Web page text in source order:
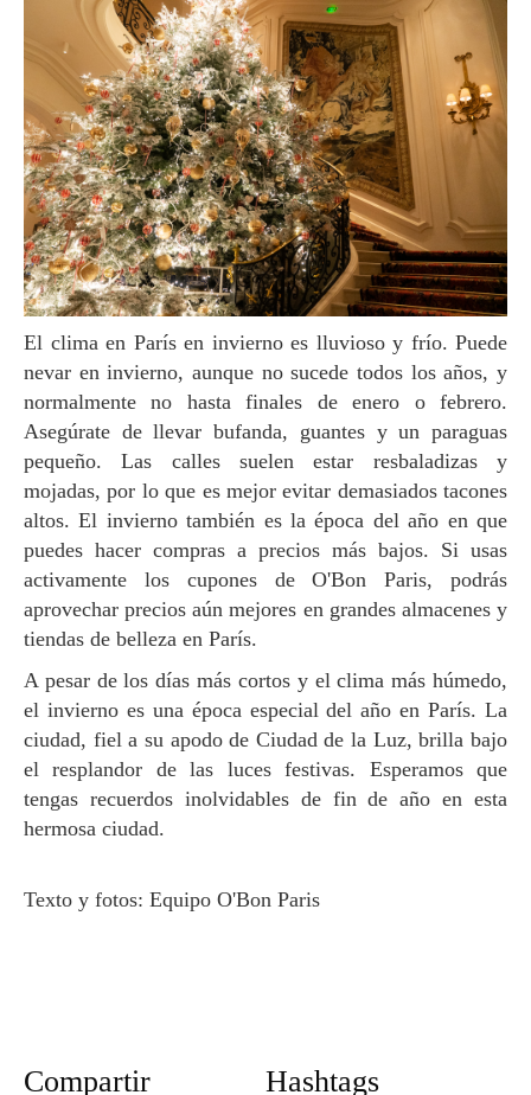
El clima en París en invierno es lluvioso y frío. Puede
nevar en invierno, aunque no sucede todos los años, y
normalmente no hasta finales de enero o febrero.
Asegúrate de llevar bufanda, guantes y un paraguas
pequeño. Las calles suelen estar resbaladizas y
mojadas, por lo que es mejor evitar demasiados tacones
altos. El invierno también es la época del año en que
puedes hacer compras a precios más bajos. Si usas
activamente los cupones de O'Bon Paris, podrás
aprovechar precios aún mejores en grandes almacenes y
tiendas de belleza en París.
A pesar de los días más cortos y el clima más húmedo,
el invierno es una época especial del año en París. La
ciudad, fiel a su apodo de Ciudad de la Luz, brilla bajo
el resplandor de las luces festivas. Esperamos que
tengas recuerdos inolvidables de fin de año en esta
hermosa ciudad.
Texto y fotos: Equipo O'Bon Paris
Compartir Hashtags